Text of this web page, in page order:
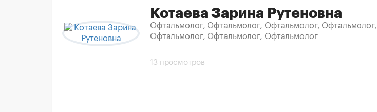
Котаева Зарина Рутеновна
Офтальмолог, Офтальмолог, Офтальмолог, Офтальмолог,
Офтальмолог, Офтальмолог, Офтальмолог
13 просмотров